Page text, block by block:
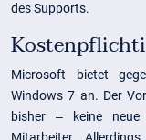
des Supports.
Microsoft bietet
Windows 7 an. Der
bisher – keine neue